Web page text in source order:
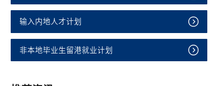
输入内地人才计划
非本地毕业生留港就业计划